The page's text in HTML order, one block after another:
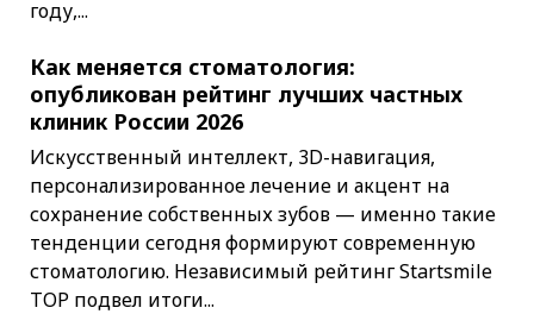
году,...
Как меняется стоматология:
опубликован рейтинг лучших частных
клиник России 2026
Искусственный интеллект, 3D-навигация,
персонализированное лечение и акцент на
сохранение собственных зубов — именно такие
тенденции сегодня формируют современную
стоматологию. Независимый рейтинг Startsmile
TOP подвел итоги...